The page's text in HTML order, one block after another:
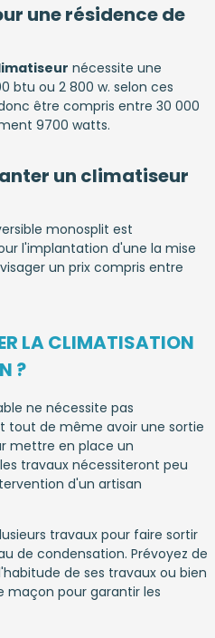
une résidence de
nécessite une
btu ou 2 800 w. selon ces
être compris entre 30 000
9700 watts.
un climatiseur
monosplit est
l'implantation d'une la mise
un prix compris entre
LA CLIMATISATION
?
ne nécessite pas
tout de même avoir une sortie
mettre en place un
travaux nécessiteront peu
d'un artisan
travaux pour faire sortir
de condensation. Prévoyez de
de ses travaux ou bien
maçon pour garantir les